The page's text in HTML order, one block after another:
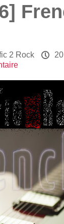
2 Rock P